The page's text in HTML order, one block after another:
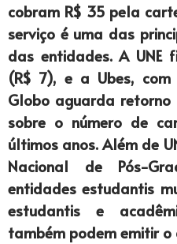
cobram R$ 35 pela
serviço é uma das
das entidades. A
(R$ 7), e a Ubes,
Globo aguarda retorno
sobre o número de
últimos anos. Além de
Nacional de Pós-
entidades estudantis
estudantis e
também podem emitir o